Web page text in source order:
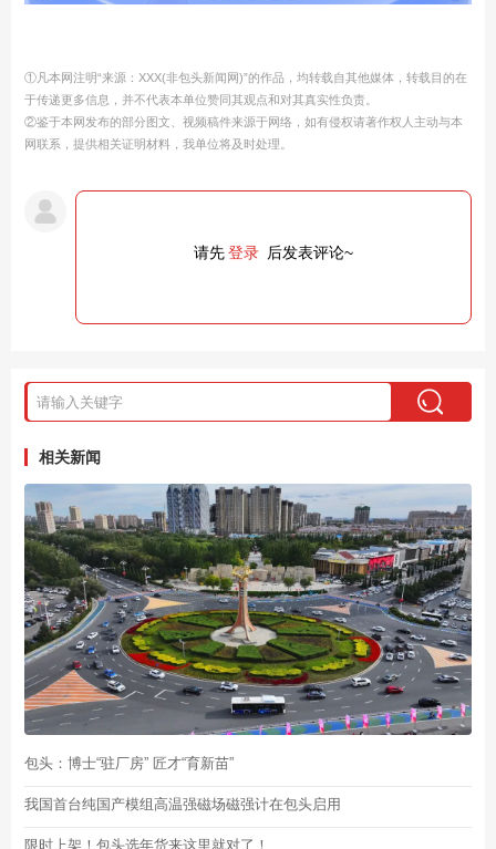
①凡本网注明“来源：XXX(非包头新闻网)”的作品，均转载自其他媒体，转载目的在
于传递更多信息，并不代表本单位赞同其观点和对其真实性负责。
②鉴于本网发布的部分图文、视频稿件来源于网络，如有侵权请著作权人主动与本
网联系，提供相关证明材料，我单位将及时处理。
请先登录 后发表评论~
相关新闻
包头：博士“驻厂房” 匠才“育新苗”
我国首台纯国产模组高温强磁场磁强计在包头启用
限时上架！包头选年货来这里就对了！